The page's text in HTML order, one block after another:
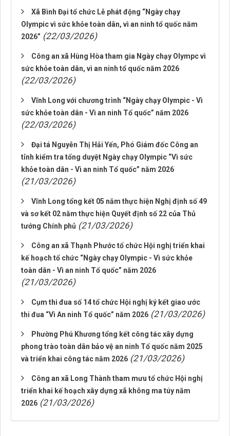
Xã Bình Đại tổ chức Lễ phát động “Ngày chạy
Olympic vì sức khỏe toàn dân, vì an ninh tổ quốc năm
2026” (22/03/2026)
Công an xã Hùng Hòa tham gia Ngày chạy Olympc vì
sức khỏe toàn dân, vì an ninh tổ quốc năm 2026
(22/03/2026)
Vĩnh Long với chương trình “Ngày chạy Olympic - Vì
sức khỏe toàn dân - Vì an ninh Tổ quốc” năm 2026
(22/03/2026)
Đại tá Nguyễn Thị Hải Yến, Phó Giám đốc Công an
tỉnh kiểm tra tổng duyệt Ngày chạy Olympic “Vì sức
khỏe toàn dân - Vì an ninh Tổ quốc” năm 2026
(21/03/2026)
Vĩnh Long tổng kết 05 năm thực hiện Nghị định số 49
và sơ kết 02 năm thực hiện Quyết định số 22 của Thủ
tướng Chính phủ (21/03/2026)
Công an xã Thạnh Phước tổ chức Hội nghị triển khai
kế hoạch tổ chức “Ngày chạy Olympic - Vì sức khỏe
toàn dân - Vì an ninh Tổ quốc” năm 2026
(21/03/2026)
Cụm thi đua số 14 tổ chức Hội nghị ký kết giao ước
thi đua “Vì An ninh Tổ quốc” năm 2026 (21/03/2026)
Phường Phú Khương tổng kết công tác xây dựng
phong trào toàn dân bảo vệ an ninh Tổ quốc năm 2025
và triển khai công tác năm 2026 (21/03/2026)
Công an xã Long Thành tham mưu tổ chức Hội nghị
triển khai kế hoạch xây dựng xã không ma túy năm
2026 (21/03/2026)